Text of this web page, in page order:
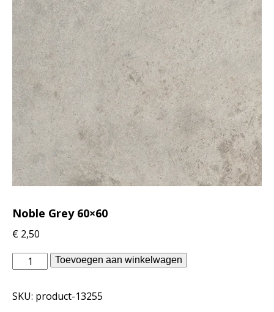
Noble Grey 60×60
€ 2,50
vtwonen
binnentegels
Noble
Toevoegen aan winkelwagen
SKU: product-13255